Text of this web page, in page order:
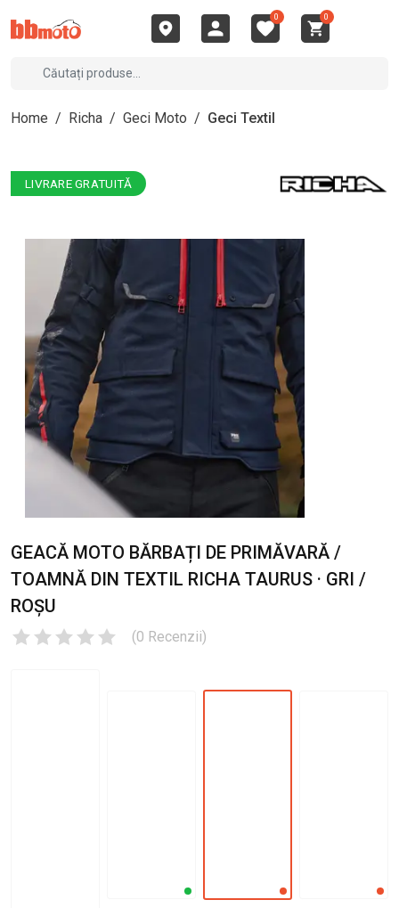
0 0
Home / Richa / Geci Moto / Geci Textil
LIVRARE GRATUITĂ
GEACĂ MOTO BĂRBAȚI DE PRIMĂVARĂ /
TOAMNĂ DIN TEXTIL RICHA TAURUS · GRI /
ROȘU
(0 Recenzii)